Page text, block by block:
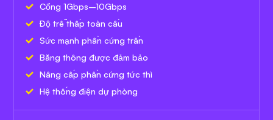
Cổng 1Gbps–10Gbps
Độ trễ thấp toàn cầu
Sức mạnh phần cứng trần
Băng thông được đảm bảo
Nâng cấp phần cứng tức thì
Hệ thống điện dự phòng